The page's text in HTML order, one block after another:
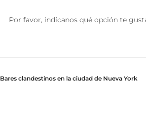
Por favor, indícanos qué opción te
Bares clandestinos en la ciudad de Nueva York